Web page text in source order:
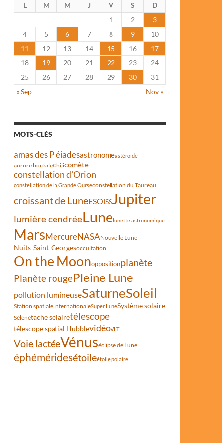
L M M J V S
D
1
2
3
4
5 6 7 8 9
10
11
12 13 14 15 16
17
18
19 20 21 22 23
24
25
26 27 28 29 30
31
« Sep
Nov »
MOTS-CLÉS
amas des Pléiadesastronomeastéroïde
aurore boréaleChilicomète
constellation d'Orion
constellation de la Grande Ourseconstellation du Taureau
croissant de LuneESOISSJupiter
lumière cendréeLunelunette astronomique
MarsMercureNASANouvelle Lune
Nuits-Saint-Georgesoccultation
On the Moonoppositionplanète
Planète rougePleine Lune
pollution lumineuseSaturneSoleil
Station spatiale internationaleSuper LuneSystème solaire
Sélénétache solairetélescope
télescope spatial HubblevidéoVLT
Voie lactéeVénuséclipse de Lune
éphéméridesétoileétoile polaire